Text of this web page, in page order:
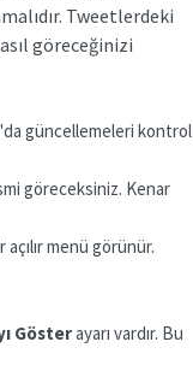
Tweetlerdeki
göreceğinizi
güncellemeleri kontrol
göreceksiniz. Kenar
menü görünür.
Gösterayarı vardır. Bu